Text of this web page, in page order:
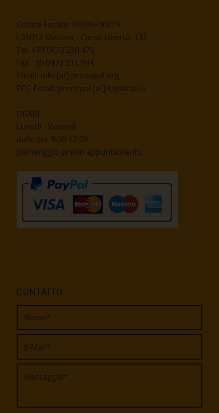
Codice Fiscale: 91039430219
I-39012 Merano - Corso Libertà, 132
Tel. +39 0473 230 475
Fax +39 0473 211 944
Email: info [at] pronepal.org
PEC-Email: pronepal [at] legalmail.it
ORARI:
Lunedì - Venerdì
dalle ore 9.00-12.00
pomeriggio previo appuntamento
CONTATTO